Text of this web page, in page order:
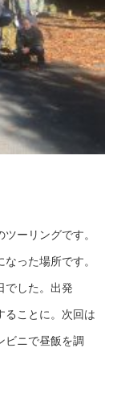
ーリングです。
った場所です。
でした。出発
ることに。次回は
ニで昼飯を調